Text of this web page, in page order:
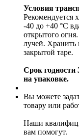
Условия
Рекомендуется
-40 до +40 °C
открытого
лучей.
закрытой таре.
Срок годности
на упаковке.
Вы можете
товару или
Наши
вам помогут.